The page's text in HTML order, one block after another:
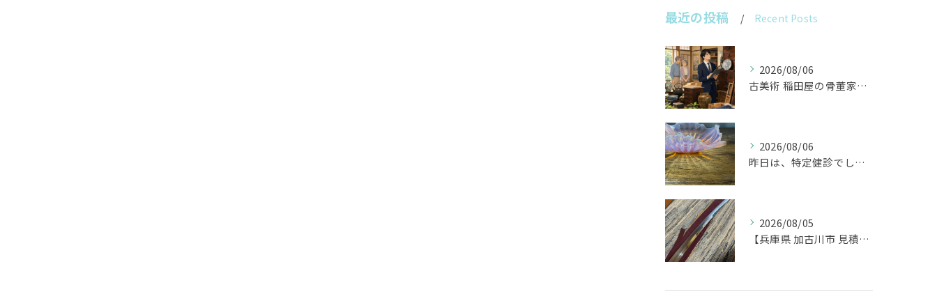
最近の投稿 Recent Posts
2026/08/06
古美術 稲田屋の骨董家具と遺品整理の目利き
2026/08/06
昨日は、特定健診でした。
2026/08/05
【兵庫県 加古川市 見積り 日本刀 刀剣 武具】